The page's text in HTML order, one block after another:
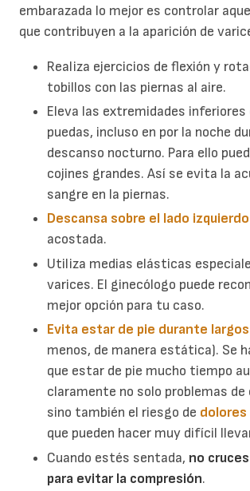
embarazada lo mejor es controlar
que contribuyen a la aparición de
Realiza ejercicios de flexión y
tobillos con las piernas al aire.
Eleva las extremidades inferiores
puedas, incluso en por la noche
descanso nocturno. Para ello
cojines grandes. Así se evita la
sangre en la piernas.
Descansa sobre el lado izquierdo
acostada.
Utiliza medias elásticas
varices. El ginecólogo puede
mejor opción para tu caso.
Evita estar de pie durante
menos, de manera estática). Se
que estar de pie mucho tiempo
claramente no solo problemas de
sino también el riesgo de dolores
que pueden hacer muy difícil
Cuando estés sentada, no
para evitar la compresión.